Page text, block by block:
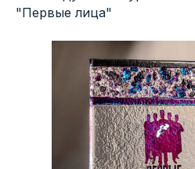
"Первые лица"